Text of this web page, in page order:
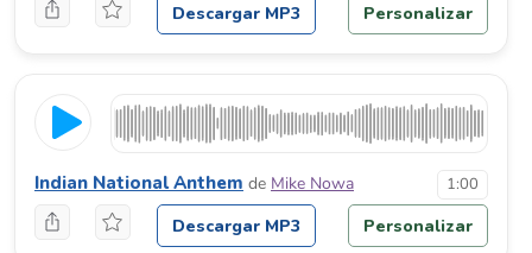
Descargar MP3 Personalizar
Indian National Anthem de Mike Nowa 1:00
Descargar MP3 Personalizar